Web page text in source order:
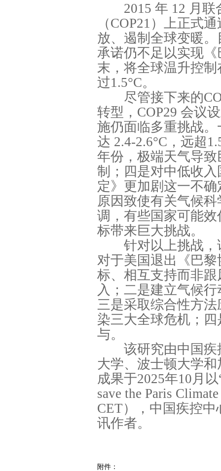
2015 年 12 月联
（COP21）上正式
放、遏制全球变暖
承诺仍不足以实现
末，将全球温升控
过1.5°C。
尽管接下来的
转型，COP29 会议
施仍面临多重挑战
达 2.4-2.6°C，远超
年份，极端天气导
制；四是对中低收
定》更加剧这一不
原因致使有关气候
调，有些国家可能
标带来巨大挑战。
针对以上挑战，
对于美国退出《巴
标、相互支持而非
入；二是建立气候
三是采取综合性方
染三大全球危机；
与。
该研究由中国疾
大学、波士顿大学
成果于2025年10月
save the Paris
CET），中国疾控
讯作者。
附件：